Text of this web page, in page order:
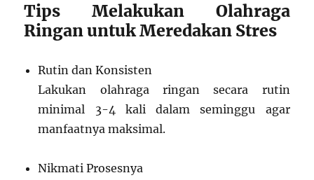
Tips Melakukan Olahraga
Ringan untuk Meredakan Stres
Rutin dan Konsisten
Lakukan olahraga ringan secara rutin
minimal 3-4 kali dalam seminggu agar
manfaatnya maksimal.
Nikmati Prosesnya